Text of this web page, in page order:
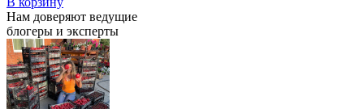
Нам доверяют ведущие
блогеры и эксперты